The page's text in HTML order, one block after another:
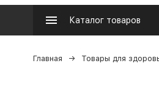
Каталог товаров
Главная Товары для